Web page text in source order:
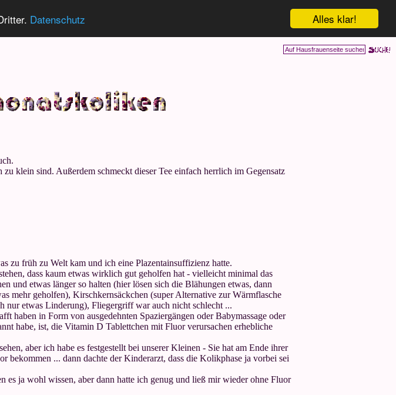
Alles klar!
Datenschutz
klein sind. Außerdem schmeckt dieser Tee einfach herrlich im Gegensatz
zu früh zu Welt kam und ich eine Plazentainsuffizienz hatte.
dass kaum etwas wirklich gut geholfen hat - vielleicht minimal das
und etwas länger so halten (hier lösen sich die Blähungen etwas, dann
mehr geholfen), Kirschkernsäckchen (super Alternative zur Wärmflasche
nur etwas Linderung), Fliegergriff war auch nicht schlecht ...
haben in Form von ausgedehnten Spaziergängen oder Babymassage oder
habe, ist, die Vitamin D Tablettchen mit Fluor verursachen erhebliche
aber ich habe es festgestellt bei unserer Kleinen - Sie hat am Ende ihrer
bekommen ... dann dachte der Kinderarzt, dass die Kolikphase ja vorbei sei
ja wohl wissen, aber dann hatte ich genug und ließ mir wieder ohne Fluor